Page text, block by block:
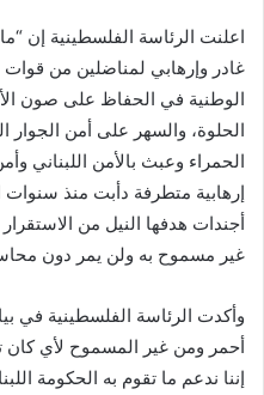
ل
ب
ر
ي
ك
ر
و
ن
اعلنت الرئاسة الفلسطينية إن
غادر وإرهابي لمناضلين من قوات
الوطنية في الحفاظ على صون
الحلوة، والسهر على أمن الجوار
الحمراء وعبث بالأمن اللبناني
إرهابية متطرفة دأبت منذ
أجندات هدفها النيل من
غير مسموح به ولن يمر دون
وأكدت الرئاسة الفلسطينية في
أحمر ومن غير المسموح لأي كان
إننا ندعم ما تقوم به الحكومة